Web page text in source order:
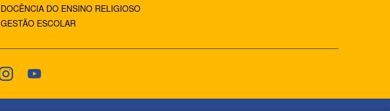
DOCÊNCIA DO ENSINO RELIGIOSO
GESTÃO ESCOLAR